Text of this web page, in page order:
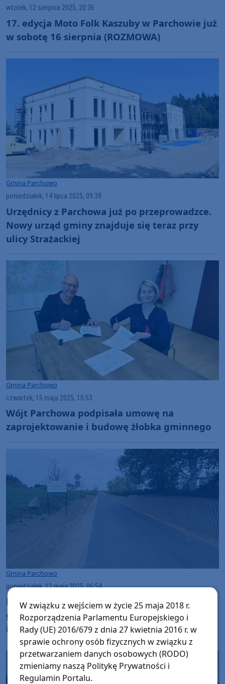
wtorek, 12 sierpnia 2025, 20:36
17. edycja Moto Folk Kaszuby w Parchowie już
w sobotę 16 sierpnia (ROZMOWA)
Gmina Parchowo
poniedziałek, 14 lipca 2025, 09:39
Urzędnicy z Parchowa już po przeprowadzce.
Nowy urząd gminy znajduje się teraz przy
ulicy Strażackiej
Gmina Parchowo
czwartek, 15 maja 2025, 15:53
Wójt Parchowa podpisała umowę na
zaprojektowanie i budowę żłobka gminnego
Gmina Parchowo
poniedziałek, 12 maja 2025, 06:54
Powstała nowa droga Gołczewo-Jamno, w
gminie Parchowo. Zakończyła się także
inwestycja powiatowa w tym samorządzie
W związku z wejściem w życie 25 maja 2018 r.
Rozporządzenia Parlamentu Europejskiego i
Rady (UE) 2016/679 z dnia 27 kwietnia 2016 r. w
sprawie ochrony osób fizycznych w związku z
przetwarzaniem danych osobowych (RODO)
zmieniamy naszą Politykę Prywatności i
Regulamin Portalu.